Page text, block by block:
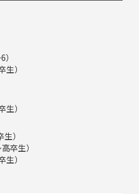
）
）
）
卒生）
）